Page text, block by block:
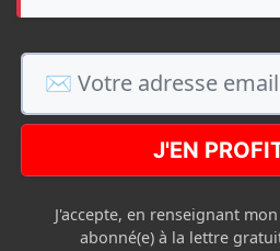
J'EN
J'accepte, en renseignant
abonné(e) à la lettre